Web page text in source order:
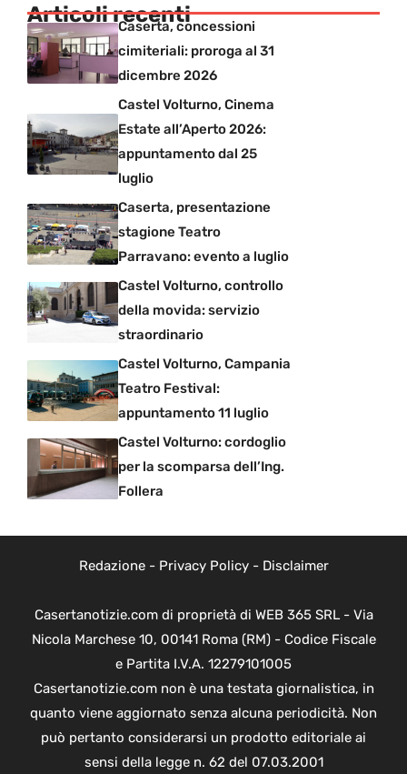
Articoli recenti
Caserta, concessioni
cimiteriali: proroga al 31
dicembre 2026
Castel Volturno, Cinema
Estate all’Aperto 2026:
appuntamento dal 25
luglio
Caserta, presentazione
stagione Teatro
Parravano: evento a luglio
Castel Volturno, controllo
della movida: servizio
straordinario
Castel Volturno, Campania
Teatro Festival:
appuntamento 11 luglio
Castel Volturno: cordoglio
per la scomparsa dell’Ing.
Follera
Redazione- Privacy Policy- Disclaimer
Casertanotizie.com di proprietà di WEB 365 SRL - Via
Nicola Marchese 10, 00141 Roma (RM) - Codice Fiscale
e Partita I.V.A. 12279101005
Casertanotizie.com non è una testata giornalistica, in
quanto viene aggiornato senza alcuna periodicità. Non
può pertanto considerarsi un prodotto editoriale ai
sensi della legge n. 62 del 07.03.2001